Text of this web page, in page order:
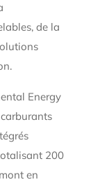
de la
Energy
200
en